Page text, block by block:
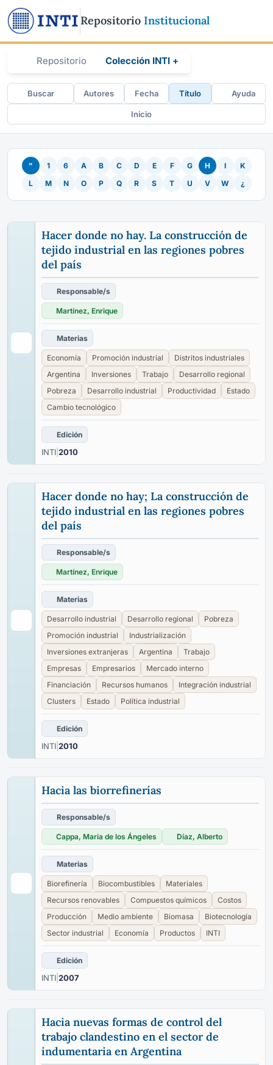
Repositorio Institucional
Repositorio Colección INTI +
Buscar Autores Fecha Título Ayuda
Inicio
" 1 6 A B C D E F G H I
K
L
M N O P Q R S T U V W ¿
Hacer donde no hay. La construcción de
tejido industrial en las regiones pobres
del país
Responsable/s
Martínez, Enrique
Materias
Economía Promoción industrial
Distritos industriales
Argentina
Inversiones Trabajo
Desarrollo regional
Pobreza
Desarrollo industrial Productividad
Estado
Cambio tecnológico
Edición
INTI 2010
Hacer donde no hay; La construcción de
tejido industrial en las regiones pobres
del país
Responsable/s
Martínez, Enrique
Materias
Desarrollo industrial Desarrollo regional
Pobreza
Promoción industrial
Industrialización
Inversiones extranjeras
Argentina
Trabajo
Empresas
Empresarios
Mercado interno
Financiación
Recursos humanos
Integración industrial
Clusters
Estado Política industrial
Edición
INTI 2010
Hacia las biorrefinerías
Responsable/s
Cappa, Maria de los Ángeles Díaz, Alberto
Materias
Biorefinería Biocombustibles
Materiales
Recursos renovables
Compuestos químicos
Costos
Producción
Medio ambiente Biomasa
Biotecnología
Sector industrial
Economía Productos INTI
Edición
INTI 2007
Hacia nuevas formas de control del
trabajo clandestino en el sector de
indumentaria en Argentina